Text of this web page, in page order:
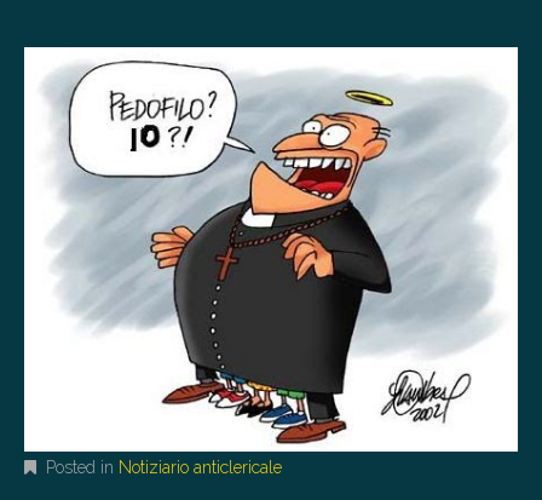
Posted in Notiziario anticlericale